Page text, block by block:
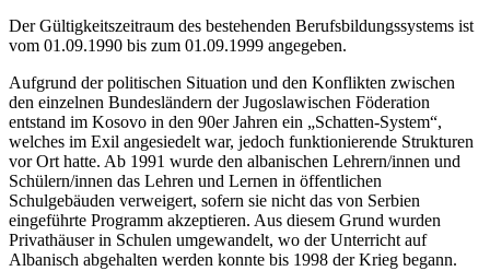
Der Gültigkeitszeitraum des bestehenden Berufsbildungssystems ist
vom 01.09.1990 bis zum 01.09.1999 angegeben.
Aufgrund der politischen Situation und den Konflikten zwischen
den einzelnen Bundesländern der Jugoslawischen Föderation
entstand im Kosovo in den 90er Jahren ein „Schatten-System“,
welches im Exil angesiedelt war, jedoch funktionierende Strukturen
vor Ort hatte. Ab 1991 wurde den albanischen Lehrern/innen und
Schülern/innen das Lehren und Lernen in öffentlichen
Schulgebäuden verweigert, sofern sie nicht das von Serbien
eingeführte Programm akzeptieren. Aus diesem Grund wurden
Privathäuser in Schulen umgewandelt, wo der Unterricht auf
Albanisch abgehalten werden konnte bis 1998 der Krieg begann.